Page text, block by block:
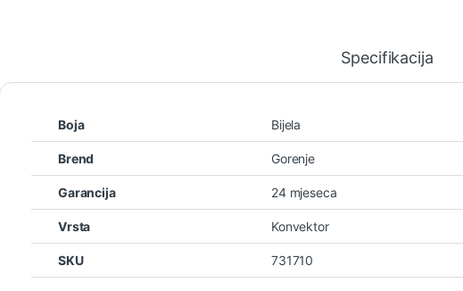
Specifikacija
Boja Bijela
Brend Gorenje
Garancija 24 mjeseca
Vrsta Konvektor
SKU 731710